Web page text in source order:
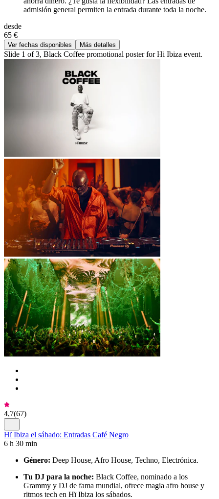
admisión general permiten la entrada durante toda la noche.
desde
65 €
Ver fechas disponibles Más detalles
Slide 1 of 3, Black Coffee promotional poster for Hi Ibiza event.
4,7(67)
Hï Ibiza el sábado: Entradas Café Negro
6 h 30 min
Género: Deep House, Afro House, Techno, Electrónica.
Tu DJ para la noche: Black Coffee, nominado a los
Grammy y DJ de fama mundial, ofrece magia afro house y
ritmos tech en Hï Ibiza los sábados.